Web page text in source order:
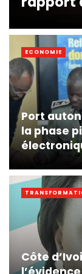
Port
la phase
ECONOMIE
Côte